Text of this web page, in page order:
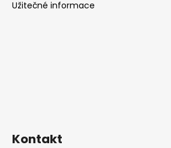
Užitečné informace
Kontakt